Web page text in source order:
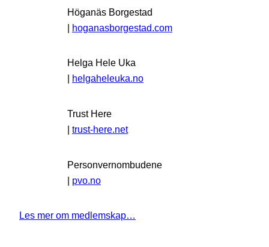
Höganäs Borgestad
| hoganasborgestad.com
Helga Hele Uka
helgaheleuka.no
Trust Here
| trust-here.net
Personvernombudene
| pvo.no
Les mer om medlemskap…